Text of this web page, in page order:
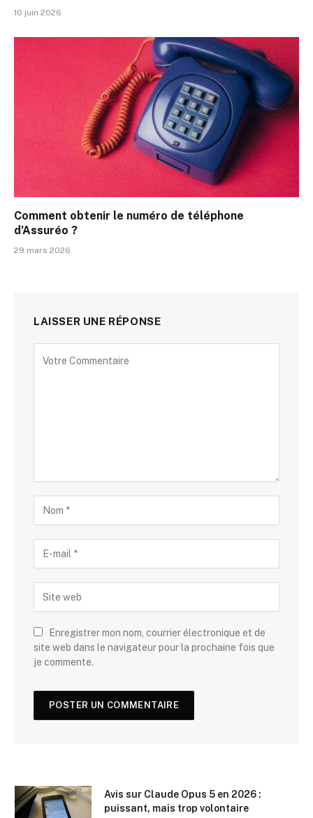
10 juin 2026
Comment obtenir le numéro de téléphone
d’Assuréo ?
29 mars 2026
LAISSER UNE RÉPONSE
Enregistrer mon nom, courrier électronique et de
site web dans le navigateur pour la prochaine fois que
je commente.
Avis sur Claude Opus 5 en 2026 :
puissant, mais trop volontaire